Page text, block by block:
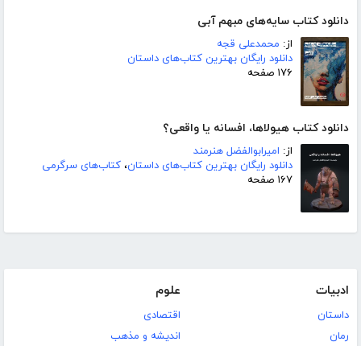
دانلود کتاب سایه‌های مبهم آبی
از: محمدعلی قجه
دانلود رایگان بهترین کتاب‌های داستان
۱۷۶ صفحه
دانلود کتاب هیولاها، افسانه یا واقعی؟
از: امیرابوالفضل هنرمند
دانلود رایگان بهترین کتاب‌های داستان، کتاب‌های سرگرمی
۱۶۷ صفحه
ادبیات
داستان
رمان
علوم
اقتصادی
اندیشه و مذهب